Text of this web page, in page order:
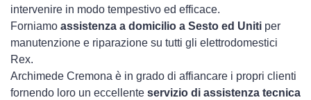
intervenire in modo tempestivo ed efficace.
Forniamo assistenza a domicilio a Sesto ed Uniti per
manutenzione e riparazione su tutti gli elettrodomestici
Rex.
Archimede Cremona è in grado di affiancare i propri clienti
fornendo loro un eccellente servizio di assistenza tecnica